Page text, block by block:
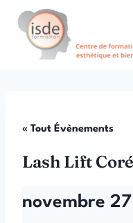
contenu
« Tout Évènements
Lash Lift
novembre